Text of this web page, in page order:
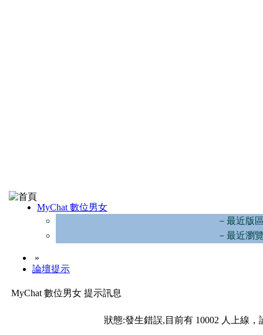
MyChat 數位男女
－最近版
－最近瀏
»
論壇提示
MyChat 數位男女 提示訊息
狀態:發生錯誤,目前有 10002 人上線